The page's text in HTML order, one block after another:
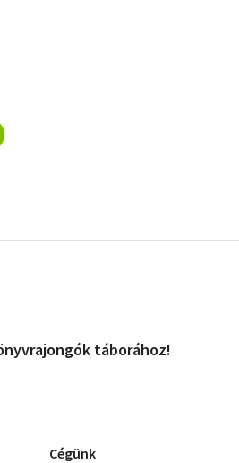
táborához!
Cégünk